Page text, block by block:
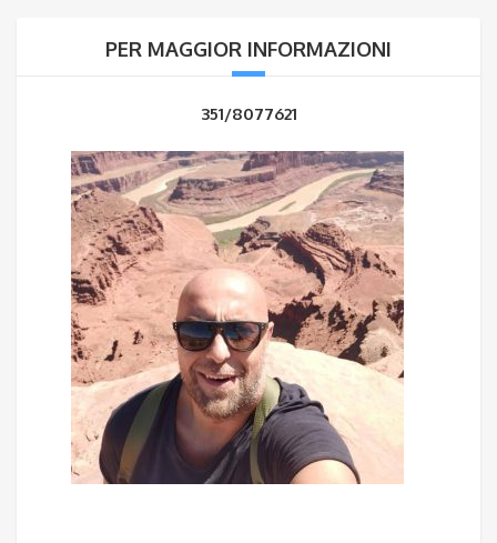
PER MAGGIOR INFORMAZIONI
351/8077621